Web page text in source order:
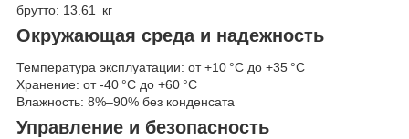
брутто: 13.61 кг
Окружающая среда и надежность
Температура эксплуатации: от +10 °C до +35 °C
Хранение: от ‑40 °C до +60 °C
Влажность: 8%–90% без конденсата
Управление и безопасность